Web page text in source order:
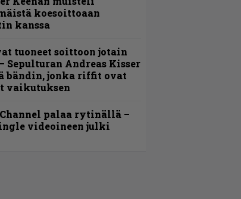
koesoittoaan
kanssa
tuoneet soittoon jotain
Sepulturan Andreas Kisser
bändin, jonka riffit ovat
vaikutuksen
palaa rytinällä –
videoineen julki